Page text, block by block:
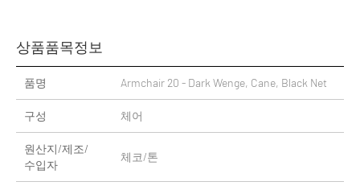
상품품목정보
품명 Armchair 20 - Dark Wenge, Cane, Black Net
구성 체어
원산지/제조/
수입자
체코/톤